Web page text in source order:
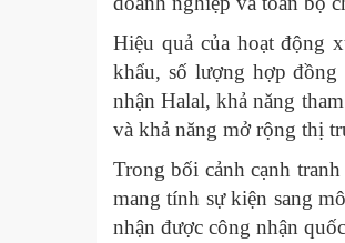
Hiệu quả của hoạt động
khẩu, số lượng hợp
nhận Halal, khả năng
và khả năng mở rộng thị
Trong bối cảnh cạnh
mang tính sự kiện sang
nhận được công nhận